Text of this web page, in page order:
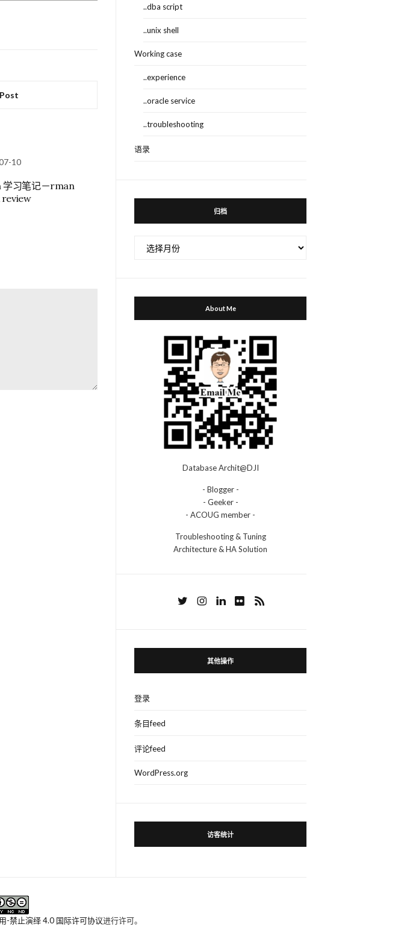
10
习笔记－rman
review
..dba script
..unix shell
Working case
..experience
..oracle service
..troubleshooting
语录
归档
About Me
Database Archit@DJI
- Blogger -
- Geeker -
- ACOUG member -
Troubleshooting & Tuning
Architecture & HA Solution
其他操作
登录
条目feed
评论feed
WordPress.org
访客统计
-禁止演绎 4.0 国际许可协议进行许可。